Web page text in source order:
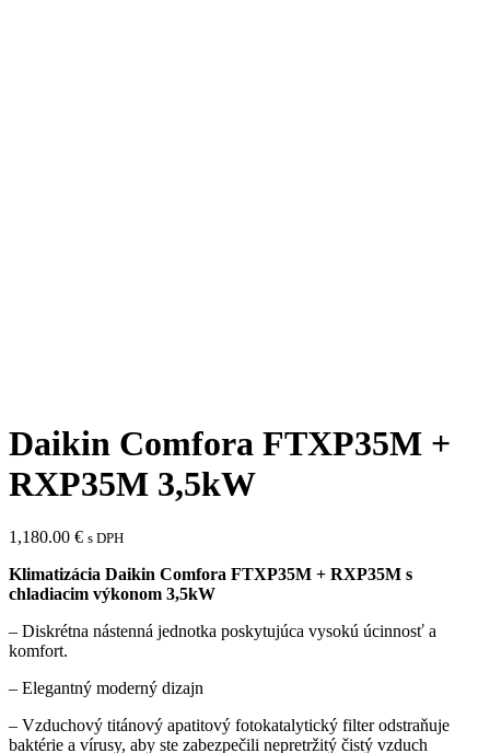
Daikin Comfora FTXP35M +
RXP35M 3,5kW
1,180.00 € s DPH
Klimatizácia Daikin Comfora FTXP35M + RXP35M s
chladiacim výkonom 3,5kW
– Diskrétna nástenná jednotka poskytujúca vysokú úcinnosť a
komfort.
– Elegantný moderný dizajn
– Vzduchový titánový apatitový fotokatalytický filter odstraňuje
baktérie a vírusy, aby ste zabezpečili nepretržitý čistý vzduch